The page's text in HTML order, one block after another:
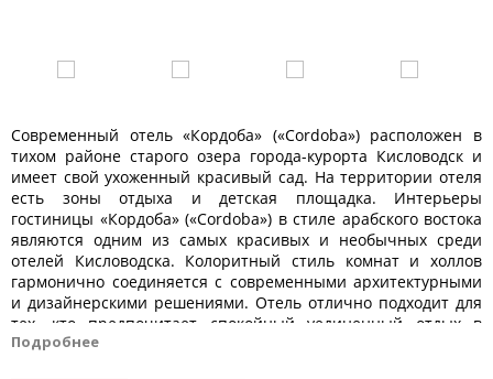
Современный отель «Кордоба» («Cordoba») расположен в
тихом районе старого озера города-курорта Кисловодск и
имеет свой ухоженный красивый сад. На территории отеля
есть зоны отдыха и детская площадка. Интерьеры
гостиницы «Кордоба» («Cordoba») в стиле арабского востока
являются одним из самых красивых и необычных среди
отелей Кисловодска. Колоритный стиль комнат и холлов
гармонично соединяется с современными архитектурными
и дизайнерскими решениями. Отель отлично подходит для
тех, кто предпочитает спокойный уединенный отдых в
комфортабельных условиях. В шаговой доступности
Подробнее